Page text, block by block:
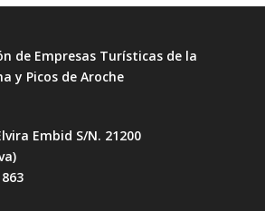
de Empresas Turísticas de la
y Picos de Aroche
Embid S/N. 21200